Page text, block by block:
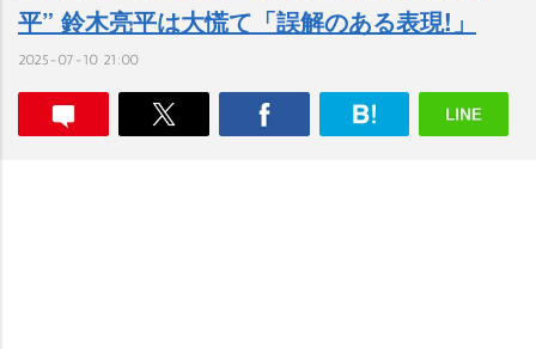
平” 鈴木亮平は大慌て「誤解のある表現!」
2025-07-10 21:00